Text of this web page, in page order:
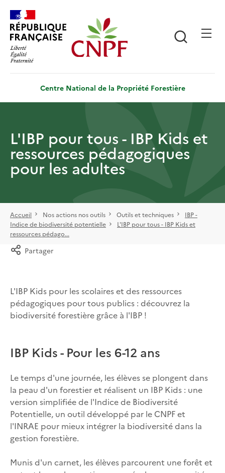
contenu
principal
Centre National de la Propriété Forestière
L'IBP pour tous - IBP Kids et
ressources pédagogiques
pour les adultes
Accueil Nos actions nos outils Outils et techniques
IBP -
Indice de biodiversité potentielle
L'IBP pour tous - IBP Kids et
ressources pédago...
Partager
L'IBP Kids pour les scolaires et des ressources
pédagogiques pour tous publics : découvrez la
biodiversité forestière grâce à l'IBP !
IBP Kids - Pour les 6-12 ans
Le temps d'une journée, les élèves se plongent dans
la peau d'un forestier et réalisent un IBP Kids : une
version simplifiée de l'Indice de Biodiversité
Potentielle, un outil développé par le CNPF et
l'INRAE pour mieux intégrer la biodiversité dans la
gestion forestière.
Munis d'un carnet, les élèves parcourent une forêt et